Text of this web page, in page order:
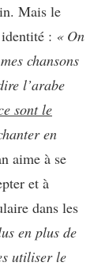
Mais le
: « On
chansons
l’arabe
sont le
en
aime à se
et à
dans les
en plus de
utiliser le